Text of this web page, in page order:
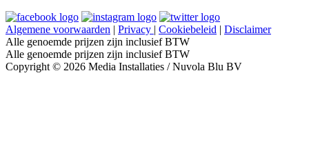
Algemene voorwaarden | Privacy | Cookiebeleid | Disclaimer
Alle genoemde prijzen zijn inclusief BTW
Alle genoemde prijzen zijn inclusief BTW
Copyright © 2026 Media Installaties / Nuvola Blu BV